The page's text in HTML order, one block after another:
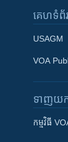
Khmer
គេហទំព័
USAGM
VOA
ទាញយក​
កម្មវិធី​